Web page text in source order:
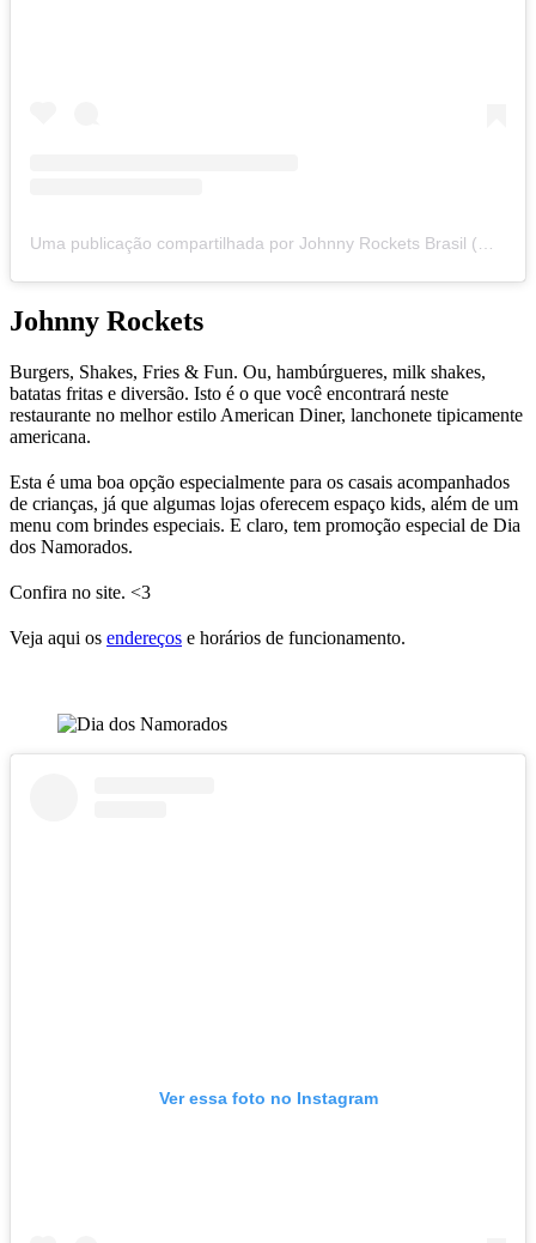
Uma publicação compartilhada por Johnny Rockets Brasil (@johnnyrocketsbrasil)
Johnny Rockets
Burgers, Shakes, Fries & Fun. Ou, hambúrgueres, milk shakes,
batatas fritas e diversão. Isto é o que você encontrará neste
restaurante no melhor estilo American Diner, lanchonete tipicamente
americana.
Esta é uma boa opção especialmente para os casais acompanhados
de crianças, já que algumas lojas oferecem espaço kids, além de um
menu com brindes especiais. E claro, tem promoção especial de Dia
dos Namorados.
Confira no site. <3
Veja aqui os endereços e horários de funcionamento.
Ver essa foto no Instagram